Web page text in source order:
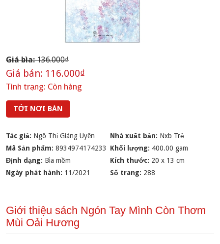
Giá bìa:136.000₫
Giá bán: 116.000₫
Tình trạng: Còn hàng
TỚI NƠI BÁN
Tác giả: Ngô Thị Giáng Uyên Nhà xuất bản: Nxb Trẻ
Mã Sản phẩm:8934974174233 Khối lượng: 400.00 gam
Định dạng: Bìa mềm Kích thước: 20 x 13 cm
Ngày phát hành: 11/2021 Số trang: 288
Giới thiệu sách Ngón Tay Mình Còn Thơm
Mùi Oải Hương